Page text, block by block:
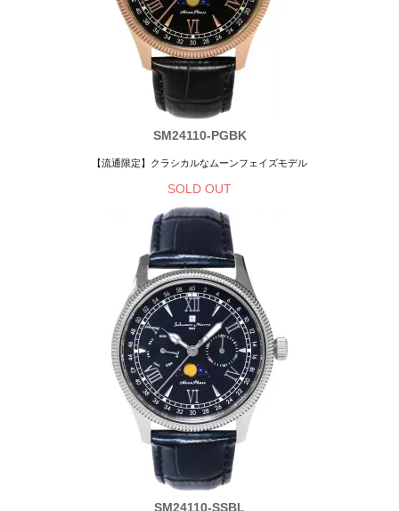
SM24110-PGBK
【流通限定】クラシカルなムーンフェイズモデル
SOLD OUT
SM24110-SSBL